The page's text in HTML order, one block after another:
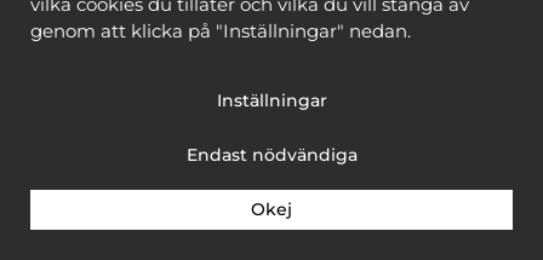
Copyright © 2026, Marks & Kattens AB
genom att klicka på "Inställningar" nedan.
Inställningar
Endast nödvändiga
Okej